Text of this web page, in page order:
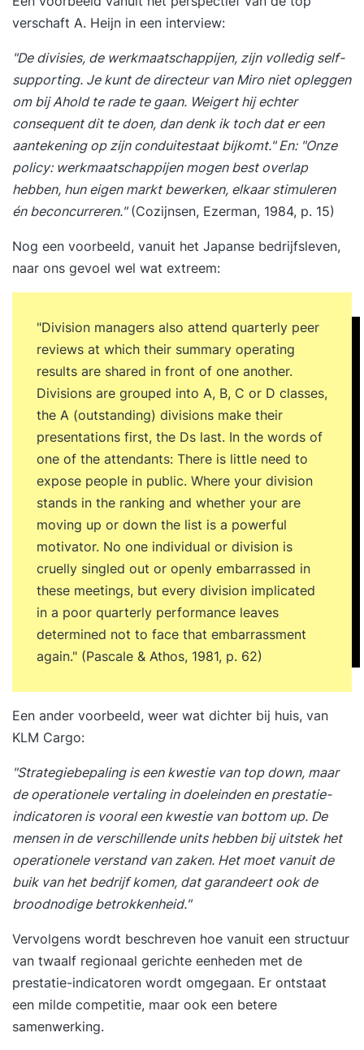
Einde training Dag 2 09:30 uur Start training
Terugkoppeling tussentijdse opdracht: High
Performance Casus. Het belang van vertrouwen
en openheid binnen High Performance
Leadership. Leiderschapsgedrag tonen dat jouw
geloofwaardigheid en betrouwbaarheid versterkt.
Een high performance cultuur creëren op basis
van veiligheid en transparantie. Eerlijk en
constructief feedback geven vanuit radicale
openheid en betrokkenheid. Vertrouwen
leiderschap. Congruent en integer handelen
vanuit jouw voorbeeldfunctie. Jouw GAP-analyse
en actiepunten voor de komende periode. 17:00
uur Einde training Dag 3 09:30 uur Start training
Terugkoppeling tussentijdse opdracht: High
Performance Casus. Analyseren van
teamdynamiek en effectiviteit. Gedrag
doelgericht beïnvloeden richting high
performance. Bouwen aan onderlinge
betrouwbaarheid binnen je team. Je team
motiveren door zingeving en impactvol werk.
Psychologisch eigenaarschap creëren en
versterken. Sturen op verantwoordelijkheid en
aanspreken op resultaten. Jouw GAP-analyse
herzien. Formuleren van persoonlijke leerdoelen
en actiepunten voor de komende periode. 17:00
uur Einde training Dag 4 09:30 uur Start training
Terugkoppeling tussentijdse opdracht: High
performance en ontwikkelbehoeften.
Performance verbeteren door gerichte
ontwikkelstrategieën. Actiegerichte
inzetten voor mens- en resultaatgericht
leiderschap. Jouw persoonlijke leerreis in beeld
brengen. Jouw GAP-analyse herzien. Evaluatie
van de training en opstellen van een persoonlijk
praktijkgericht actieplan. 17:00 uur Einde training
Je training in 3 stappen Stap 1. Je start met een
persoonlijke intake Voorafgaand aan de training
vul je een online intake in. Wil je liever je
persoonlijke leerdoelen toelichten? Dan plannen
we graag een telefonisch intakegesprek met je in.
Op basis van je leerdoelen, achtergrond en
aandachtspunten plaatsen we je in een
verschaft A. Heijn in een interview:
"De divisies, de werkmaatschappijen, zijn volledig self-
supporting. Je kunt de directeur van Miro niet opleggen
om bij Ahold te rade te gaan. Weigert hij echter
consequent dit te doen, dan denk ik toch dat er een
aantekening op zijn conduitestaat bijkomt." En: "Onze
policy: werkmaatschappijen mogen best overlap
hebben, hun eigen markt bewerken, elkaar stimuleren
én beconcurreren."(Cozijnsen, Ezerman, 1984, p. 15)
Nog een voorbeeld, vanuit het Japanse bedrijfsleven,
naar ons gevoel wel wat extreem:
"Division managers also attend quarterly peer
reviews at which their summary operating
results are shared in front of one another.
Divisions are grouped into A, B, C or D classes,
the A (outstanding) divisions make their
presentations first, the Ds last. In the words of
one of the attendants: There is little need to
expose people in public. Where your division
stands in the ranking and whether your are
moving up or down the list is a powerful
motivator. No one individual or division is
cruelly singled out or openly embarrassed in
these meetings, but every division implicated
in a poor quarterly performance leaves
determined not to face that embarrassment
again." (Pascale & Athos, 1981, p. 62)
Een ander voorbeeld, weer wat dichter bij huis, van
KLM Cargo:
"Strategiebepaling is een kwestie van top down, maar
de operationele vertaling in doeleinden en prestatie-
indicatoren is vooral een kwestie van bottom up. De
mensen in de verschillende units hebben bij uitstek het
operationele verstand van zaken. Het moet vanuit de
buik van het bedrijf komen, dat garandeert ook de
broodnodige betrokkenheid."
Vervolgens wordt beschreven hoe vanuit een structuur
van twaalf regionaal gerichte eenheden met de
prestatie-indicatoren wordt omgegaan. Er ontstaat
een milde competitie, maar ook een betere
samenwerking.